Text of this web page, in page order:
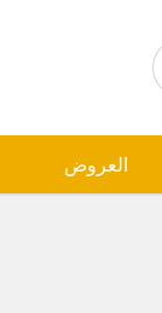
العروض